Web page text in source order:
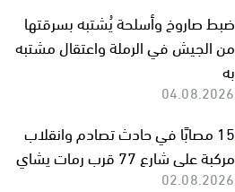
ضبط صاروخ وأسلحة يُشتبه بسرقتها
من الجيش في الرملة واعتقال مشتبه
به
04.08.2026
15 مصابًا في حادث تصادم وانقلاب
مركبة على شارع 77 قرب رمات يشاي
02.08.2026